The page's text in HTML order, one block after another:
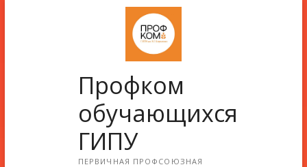
Профком
обучающихся
ГИПУ
ПЕРВИЧНАЯ ПРОФСОЮЗНАЯ